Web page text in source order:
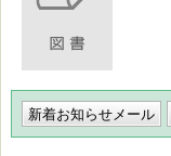
新着お知らせメール